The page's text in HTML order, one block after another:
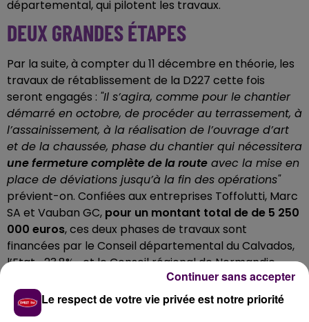
départemental, qui pilotent les travaux.
DEUX GRANDES ÉTAPES
Par la suite, à compter du 11 décembre en théorie, les
travaux de rétablissement de la D227 cette fois
seront engagés : "Il s’agira, comme pour le chantier
démarré en octobre, de procéder au terrassement, à
l’assainissement, à la réalisation de l’ouvrage d’art
et de la chaussée, phase du chantier qui nécessitera
une fermeture complète de la route avec la mise en
place de déviations jusqu’à la fin des opérations"
prévient-on. Confiées aux entreprises Toffolutti, Marc
SA et Vauban GC, pour un montant total de de 5 250
000 euros, ces deux phases de travaux sont
financées par le Conseil départemental du Calvados,
l’Etat -23,8%- et le Conseil régional de Normandie
Le respect de votre vie privée est notre priorité
Continuer sans accepter